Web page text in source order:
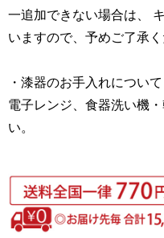
一追加できない場合は、
いますので、予めご了承く
・漆器のお手入れについて
電子レンジ、食器洗い機
い。